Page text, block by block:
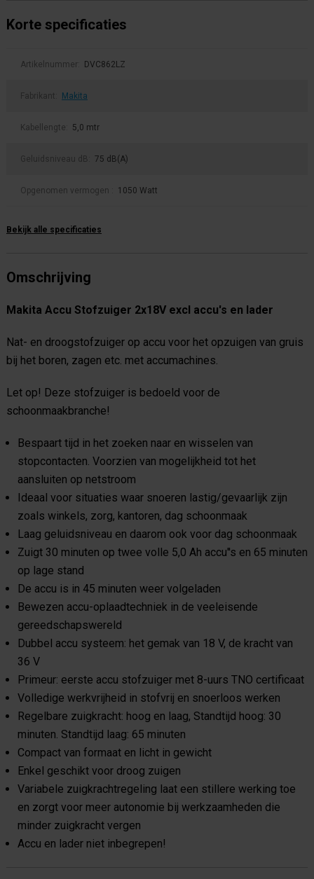
Korte specificaties
Artikelnummer: DVC862LZ
Fabrikant: Makita
Kabellengte: 5,0 mtr
Geluidsniveau dB: 75 dB(A)
Opgenomen vermogen : 1050 Watt
Bekijk alle specificaties
Omschrijving
Makita Accu Stofzuiger 2x18V excl accu's en lader
Nat- en droogstofzuiger op accu voor het opzuigen van gruis
bij het boren, zagen etc. met accumachines.
Let op! Deze stofzuiger is bedoeld voor de
schoonmaakbranche!
Bespaart tijd in het zoeken naar en wisselen van
stopcontacten. Voorzien van mogelijkheid tot het
aansluiten op netstroom
Ideaal voor situaties waar snoeren lastig/gevaarlijk zijn
zoals winkels, zorg, kantoren, dag schoonmaak
Laag geluidsniveau en daarom ook voor dag schoonmaak
Zuigt 30 minuten op twee volle 5,0 Ah accu''s en 65 minuten
op lage stand
De accu is in 45 minuten weer volgeladen
Bewezen accu-oplaadtechniek in de veeleisende
gereedschapswereld
Dubbel accu systeem: het gemak van 18 V, de kracht van
36 V
Primeur: eerste accu stofzuiger met 8-uurs TNO certificaat
Volledige werkvrijheid in stofvrij en snoerloos werken
Regelbare zuigkracht: hoog en laag, Standtijd hoog: 30
minuten. Standtijd laag: 65 minuten
Compact van formaat en licht in gewicht
Enkel geschikt voor droog zuigen
Variabele zuigkrachtregeling laat een stillere werking toe
en zorgt voor meer autonomie bij werkzaamheden die
minder zuigkracht vergen
Accu en lader niet inbegrepen!